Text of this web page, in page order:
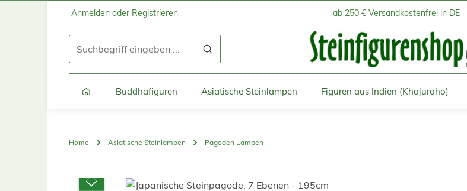
Zum Hauptinhalt springen
Zur Suche springen
Zur Hauptnavigation springen
Anmelden oder Registrieren ab 250 € Versandkostenfrei in DE
Buddhafiguren Asiatische Steinlampen Figuren aus Indien (Khajuraho)
Home Asiatische Steinlampen Pagoden Lampen
Bildergalerie überspringen